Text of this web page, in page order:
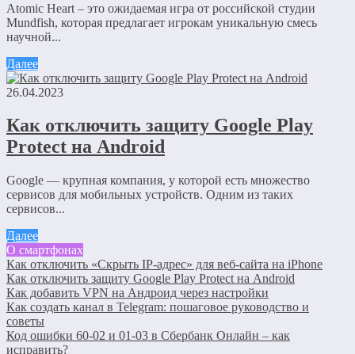
Atomic Heart – это ожидаемая игра от российской студии
Mundfish, которая предлагает игрокам уникальную смесь
научной...
Далее
26.04.2023
Как отключить защиту Google Play
Protect на Android
Google — крупная компания, у которой есть множество
сервисов для мобильных устройств. Одним из таких
сервисов...
Далее
О смартфонах
Как отключить «Скрыть IP-адрес» для веб-сайта на iPhone
Как отключить защиту Google Play Protect на Android
Как добавить VPN на Андроид через настройки
Как создать канал в Telegram: пошаговое руководство и
советы
Код ошибки 60-02 и 01-03 в Сбербанк Онлайн – как
исправить?